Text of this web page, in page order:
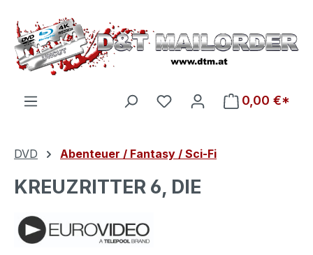
Zum Hauptinhalt springen
Du hast 0 Produkte auf
0,00 €*
DVD Abenteuer / Fantasy / Sci-Fi
KREUZRITTER 6, DIE